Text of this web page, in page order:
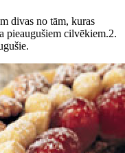
divas no tām, kuras
pieaugušiem cilvēkiem.2.